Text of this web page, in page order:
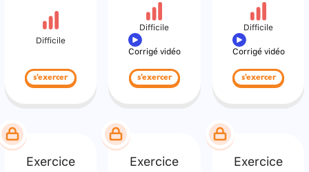
Difficile
s'exercer
Difficile
Corrigé vidéo
s'exercer
Difficile
Corrigé vidéo
s'exercer
Exercice Exercice Exercice